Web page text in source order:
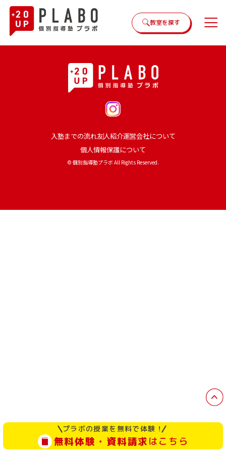
教室を探す
入塾までの流れ友人紹介運営会社について
個人情報保護について
© 個別指導塾プラボ All Rights Reserved.
プラボの授業を無料で体験！
無料体験・資料請求 はこちら